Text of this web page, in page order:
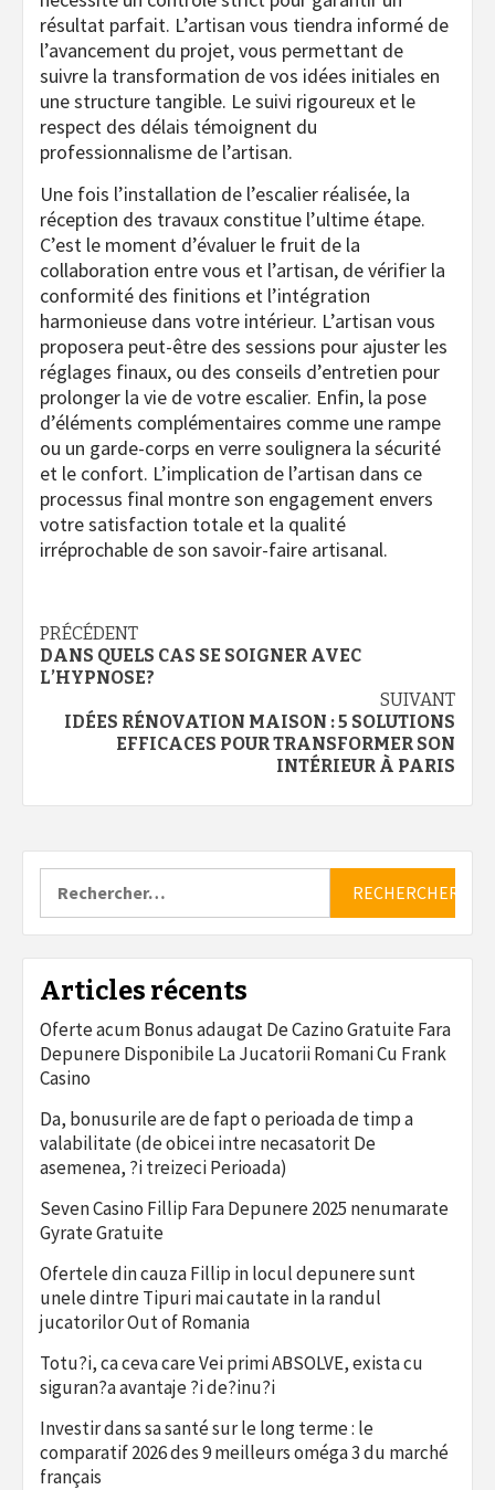
résultat parfait. L’artisan vous tiendra informé de
l’avancement du projet, vous permettant de
suivre la transformation de vos idées initiales en
une structure tangible. Le suivi rigoureux et le
respect des délais témoignent du
professionnalisme de l’artisan.
Une fois l’installation de l’escalier réalisée, la
réception des travaux constitue l’ultime étape.
C’est le moment d’évaluer le fruit de la
collaboration entre vous et l’artisan, de vérifier la
conformité des finitions et l’intégration
harmonieuse dans votre intérieur. L’artisan vous
proposera peut-être des sessions pour ajuster les
réglages finaux, ou des conseils d’entretien pour
prolonger la vie de votre escalier. Enfin, la pose
d’éléments complémentaires comme une rampe
ou un garde-corps en verre soulignera la sécurité
et le confort. L’implication de l’artisan dans ce
processus final montre son engagement envers
votre satisfaction totale et la qualité
irréprochable de son savoir-faire artisanal.
Navigation
d’article
PRÉCÉDENT
DANS QUELS CAS SE SOIGNER AVEC
L’HYPNOSE?
SUIVANT
IDÉES RÉNOVATION MAISON : 5 SOLUTIONS
EFFICACES POUR TRANSFORMER SON
INTÉRIEUR À PARIS
Articles récents
Oferte acum Bonus adaugat De Cazino Gratuite Fara
Depunere Disponibile La Jucatorii Romani Cu Frank
Casino
Da, bonusurile are de fapt o perioada de timp a
valabilitate (de obicei intre necasatorit De
asemenea, ?i treizeci Perioada)
Seven Casino Fillip Fara Depunere 2025 nenumarate
Gyrate Gratuite
Ofertele din cauza Fillip in locul depunere sunt
unele dintre Tipuri mai cautate in la randul
jucatorilor Out of Romania
Totu?i, ca ceva care Vei primi ABSOLVE, exista cu
siguran?a avantaje ?i de?inu?i
Investir dans sa santé sur le long terme : le
comparatif 2026 des 9 meilleurs oméga 3 du marché
français